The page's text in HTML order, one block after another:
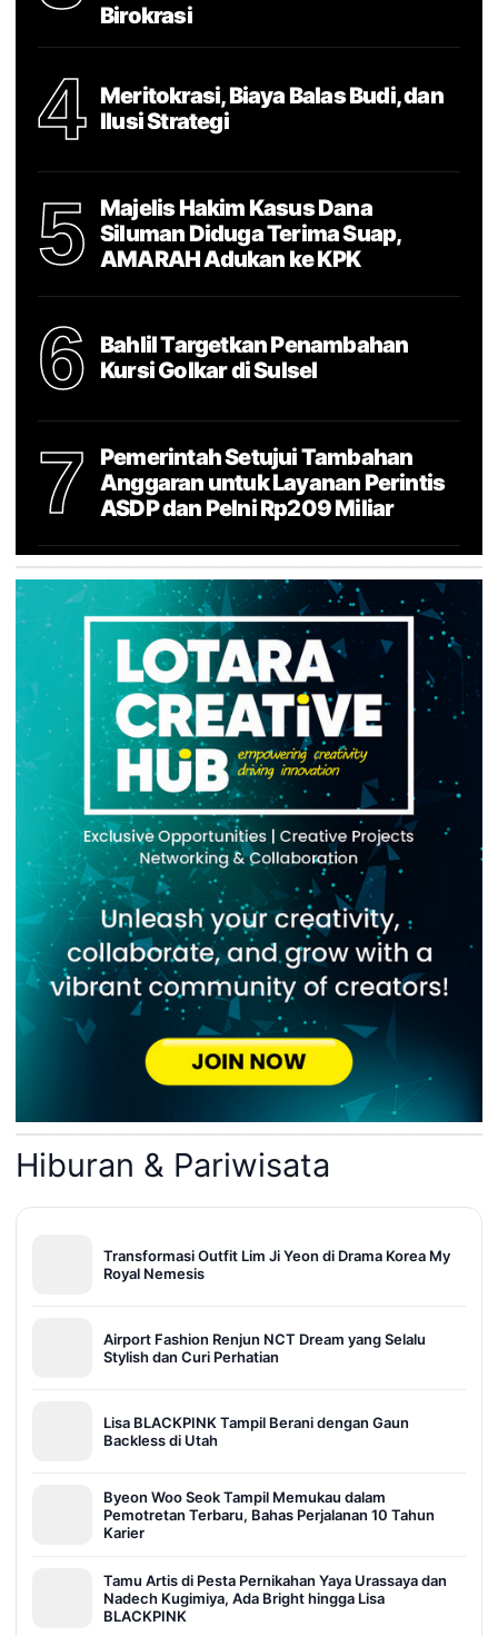
Birokrasi
4
Meritokrasi, Biaya Balas Budi, dan
Ilusi Strategi
5
Majelis Hakim Kasus Dana
Siluman Diduga Terima Suap,
AMARAH Adukan ke KPK
6
Bahlil Targetkan Penambahan
Kursi Golkar di Sulsel
7
Pemerintah Setujui Tambahan
Anggaran untuk Layanan Perintis
ASDP dan Pelni Rp209 Miliar
Hiburan & Pariwisata
Transformasi Outfit Lim Ji Yeon di Drama Korea My
Royal Nemesis
Airport Fashion Renjun NCT Dream yang Selalu
Stylish dan Curi Perhatian
Lisa BLACKPINK Tampil Berani dengan Gaun
Backless di Utah
Byeon Woo Seok Tampil Memukau dalam
Pemotretan Terbaru, Bahas Perjalanan 10 Tahun
Karier
Tamu Artis di Pesta Pernikahan Yaya Urassaya dan
Nadech Kugimiya, Ada Bright hingga Lisa
BLACKPINK